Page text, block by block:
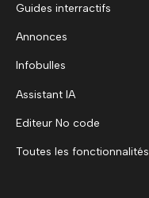
Guides interractifs
Annonces
Infobulles
Assistant IA
Editeur No code
Toutes les fonctionnalités